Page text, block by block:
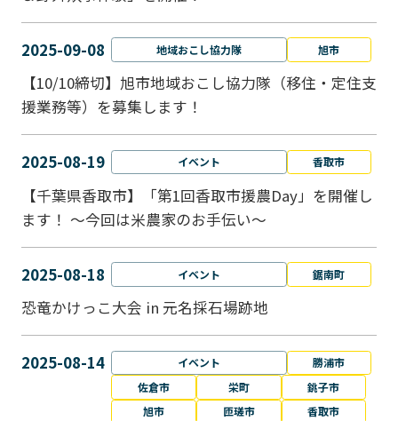
2025-09-08 地域おこし協力隊 旭市
【10/10締切】旭市地域おこし協力隊（移住・定住支
援業務等）を募集します！
2025-08-19 イベント 香取市
【千葉県香取市】「第1回香取市援農Day」を開催し
ます！ ～今回は米農家のお手伝い～
2025-08-18 イベント 鋸南町
恐竜かけっこ大会 in 元名採石場跡地
2025-08-14 イベント
勝浦市
佐倉市
栄町
銚子市
旭市
匝瑳市
香取市